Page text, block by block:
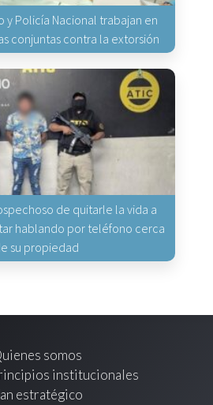
y Policía Nacional trabajan en
conjuntas contra la extorsión
de quitarle la vida a
hablando por teléfono cerca
su propiedad
somos
institucionales
estratégico